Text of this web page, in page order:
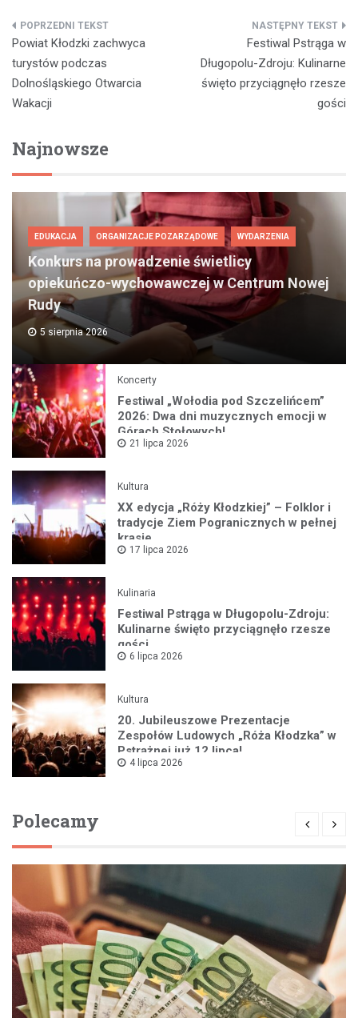
Nawigacja
wpisu
Powiat Kłodzki zachwyca
turystów podczas
Dolnośląskiego Otwarcia
Wakacji
Festiwal Pstrąga w
Długopolu-Zdroju: Kulinarne
święto przyciągnęło rzesze
gości
Najnowsze
EDUKACJA ORGANIZACJE POZARZĄDOWE WYDARZENIA
Konkurs na prowadzenie świetlicy
opiekuńczo-wychowawczej w Centrum Nowej
Rudy
5 sierpnia 2026
Koncerty
Festiwal „Wołodia pod Szczelińcem”
2026: Dwa dni muzycznych emocji w
Górach Stołowych!
21 lipca 2026
Kultura
XX edycja „Róży Kłodzkiej” – Folklor i
tradycje Ziem Pogranicznych w pełnej
krasie
17 lipca 2026
Kulinaria
Festiwal Pstrąga w Długopolu-Zdroju:
Kulinarne święto przyciągnęło rzesze
gości
6 lipca 2026
Kultura
20. Jubileuszowe Prezentacje
Zespołów Ludowych „Róża Kłodzka” w
Pstrążnej już 12 lipca!
4 lipca 2026
Polecamy